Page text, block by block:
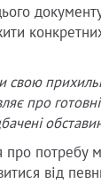
документу
свою
про
про потребу
від